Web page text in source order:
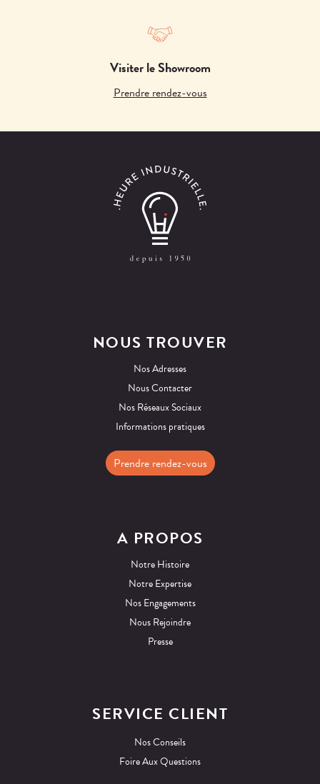
Visiter le Showroom
Prendre rendez-vous
NOUS TROUVER
Nos Adresses
Nous Contacter
Nos Réseaux Sociaux
Informations pratiques
Prendre rendez-vous
A PROPOS
Notre Histoire
Notre Expertise
Nos Engagements
Nous Rejoindre
Presse
SERVICE CLIENT
Nos Conseils
Foire Aux Questions